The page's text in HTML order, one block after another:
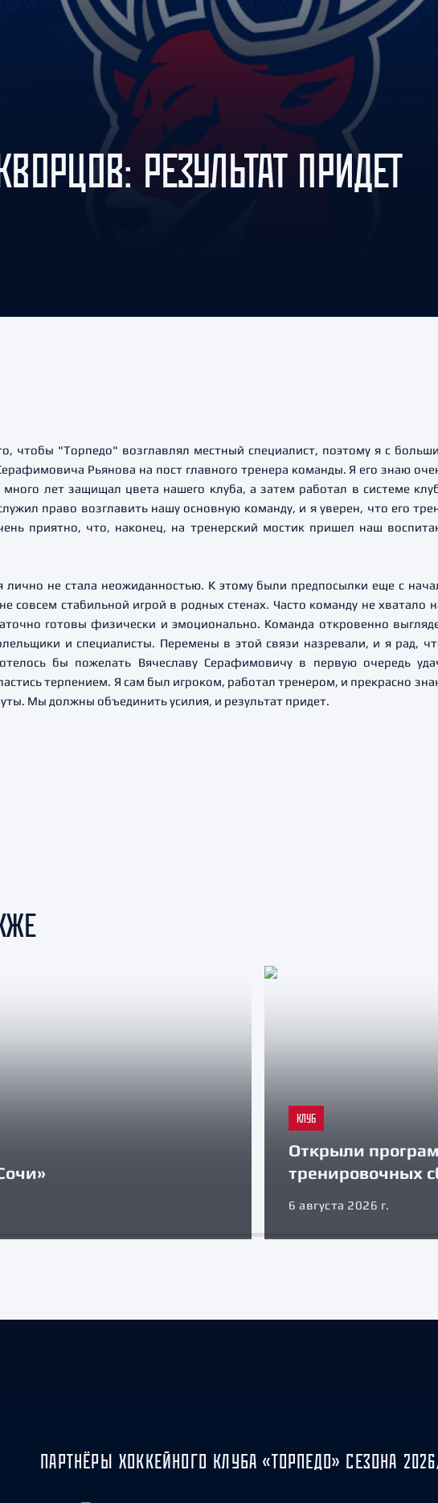
Амур
Барыс
Салават Юлаев
Сибирь
РЕЗУЛЬТАТ ПРИДЕТ
чтобы "Торпедо" возглавлял местный специалист, поэтому я с
Рьянова на пост главного тренера команды. Я его знаю
много лет защищал цвета нашего клуба, а затем работал в системе
право возглавить нашу основную команду, и я уверен, что его
приятно, что, наконец, на тренерский мостик пришел наш
лично не стала неожиданностью. К этому были предпосылки еще с
совсем стабильной игрой в родных стенах. Часто команду не хватало
готовы физически и эмоционально. Команда откровенно
и специалисты. Перемены в этой связи назревали, и я рад,
бы пожелать Вячеславу Серафимовичу в первую очередь
терпением. Я сам был игроком, работал тренером, и прекрасно
Мы должны объединить усилия, и результат придет.
КЛУБ
Открыли
тренировочных
6 августа 2026 г.
ПАРТНЁРЫ ХОККЕЙНОГО КЛУБА «ТОРПЕДО» СЕЗОНА